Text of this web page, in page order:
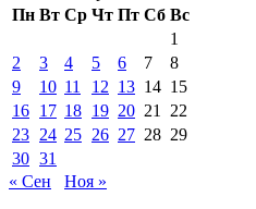
Пн Вт Ср Чт Пт Сб Вс
1
2
3 4 5 6 7
8
9
10 11 12 13 14 15
16 17 18 19 20 21
22
23 24 25 26 27 28 29
30 31
« Сен
Ноя »